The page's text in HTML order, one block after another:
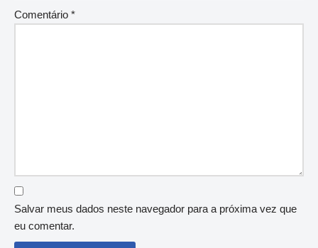
Comentário *
Salvar meus dados neste navegador para a próxima vez que
eu comentar.